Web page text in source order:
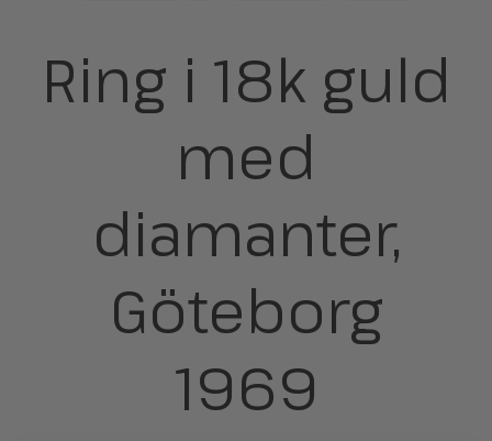
Ring i 18k guld
med
diamanter,
Göteborg
1969